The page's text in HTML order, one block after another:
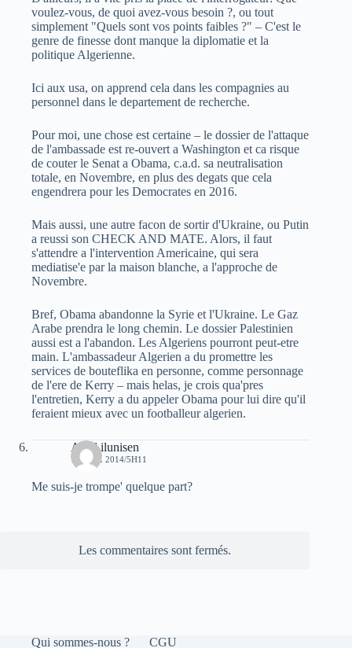
voulez-vous, de quoi avez-vous besoin ?, ou tout
simplement "Quels sont vos points faibles ?" – C'est le
genre de finesse dont manque la diplomatie et la
politique Algerienne.
Ici aux usa, on apprend cela dans les compagnies au
personnel dans le departement de recherche.
Pour moi, une chose est certaine – le dossier de l'attaque
de l'ambassade est re-ouvert a Washington et ca risque
de couter le Senat a Obama, c.a.d. sa neutralisation
totale, en Novembre, en plus des degats que cela
engendrera pour les Democrates en 2016.
Mais aussi, une autre facon de sortir d'Ukraine, ou Putin
a reussi son CHECK AND MATE. Alors, il faut
s'attendre a l'intervention Americaine, qui sera
mediatise'e par la maison blanche, a l'approche de
Novembre.
Bref, Obama abandonne la Syrie et l'Ukraine. Le Gaz
Arabe prendra le long chemin. Le dossier Palestinien
aussi est a l'abandon. Les Algeriens pourront peut-etre
main. L'ambassadeur Algerien a du promettre les
services de bouteflika en personne, comme personnage
de l'ere de Kerry – mais helas, je crois qua'pres
l'entretien, Kerry a du appeler Obama pour lui dire qu'il
feraient mieux avec un footballeur algerien.
Aksil ilunisen
7 AVRIL 2014/5H11
Me suis-je trompe' quelque part?
Les commentaires sont fermés.
Qui sommes-nous ? CGU